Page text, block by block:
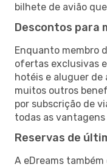
bilhete de avião
Descontos para
Enquanto membro
ofertas exclusivas
hotéis e aluguer
muitos outros
por subscrição de
todas as vantagens
Reservas de
A eDreams